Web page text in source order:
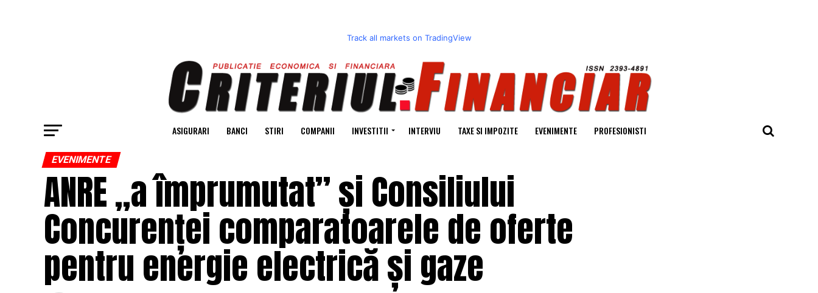
Track all markets on TradingView
ASIGURARI BANCI STIRI COMPANII INVESTITII INTERVIU TAXE SI IMPOZITE EVENIMENTE PROFESIONISTI
EVENIMENTE
ANRE „a împrumutat” și Consiliului
Concurenței comparatoarele de oferte
pentru energie electrică și gaze